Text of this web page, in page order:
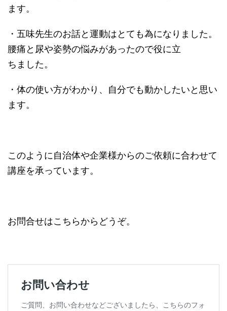
ます。
・五味先生のお話と運動はとても為になりました。
腰痛と尿や姿勢の悩みがあったので役に立
ちました。
・体の使い方がわかり、自分でも動かしたいと思い
ます。
このように自治体や企業様からのご依頼に合わせて
講座を承っています。
お問合せはこちらからどうぞ。